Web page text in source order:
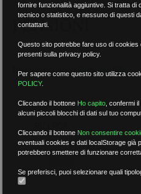
PENSIONI
Nessun risultato.Rimuovi filtri
fornire funzionalità aggiuntive. Si tratta di
tecnico o statistico, e nessuno di questi
contattarti.
Questo sito potrebbe fare uso di
presenti sulla privacy policy.
Per sapere come questo sito utilizza
POLICY.
Cliccando il bottone Ho capito ,confermi
alcuni piccoli blocchi di dati sul tuo
Cliccando il bottone Non consentire
eventuali cookies e dati localStorage già
potrebbero smettere di funzionare
Se preferisci, puoi selezionare quali